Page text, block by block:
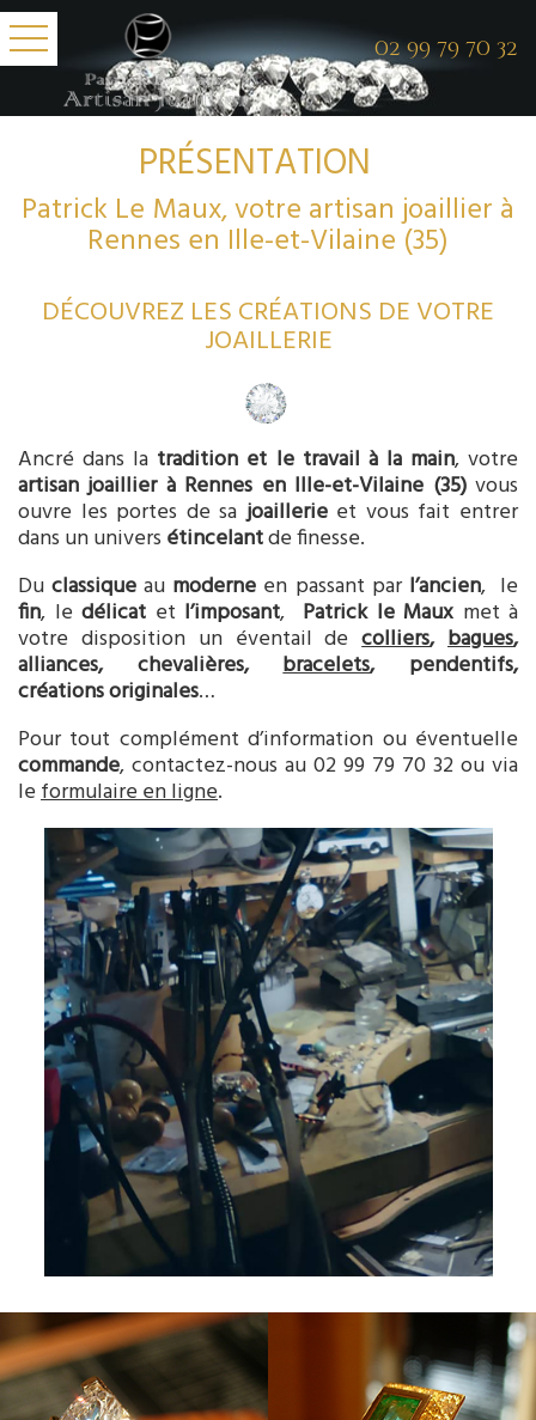
02 99 79 70 32
PRÉSENTATION
Patrick Le Maux, votre artisan joaillier à
Rennes en ​Ille-et-Vilaine (35)
DÉCOUVREZ LES CRÉATIONS DE VOTRE
JOAILLERIE
Ancré dans la tradition et le travail à la main, votre
artisan joaillier à Rennes en Ille-et-Vilaine (35)vous
ouvre les portes de sajoaillerieet vous fait entrer
dans un univers étincelantde finesse.
Duclassique au moderne en passant par l’ancien, le
fin, le délicat et l’imposant, Patrick le Maux met à
votre disposition un éventail decolliers,bagues,
alliances, chevalières,bracelets, pendentifs,
créations originales…
Pour tout complément d’information ou éventuelle
commande, contactez-nous au 02 99 79 70 32 ou via
leformulaire en ligne.